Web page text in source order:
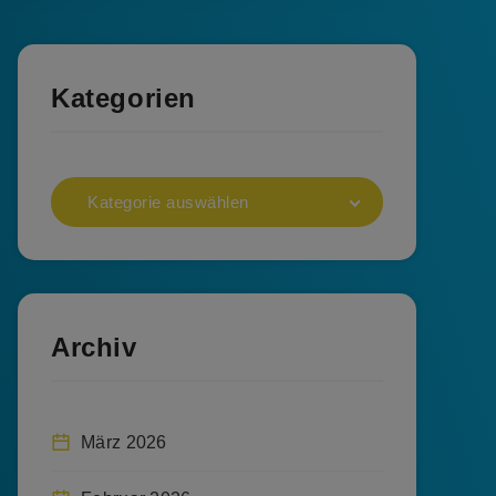
Kategorien
Kategorie auswählen
Archiv
März 2026